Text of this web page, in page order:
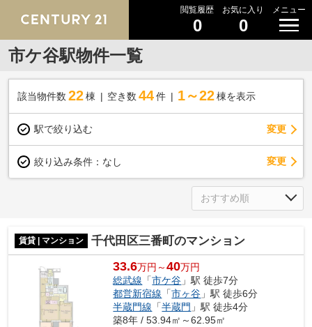
閲覧履歴
0
お気に入り
0
メニュー
市ケ谷駅物件一覧
該当物件数 22棟 空き数 44 件 1～22 棟を表示
駅で絞り込む 変更
絞り込み条件： なし 変更
賃貸 | マンション 千代田区三番町のマンション
33.6万円～40万円
総武線 「市ケ谷 」駅 徒歩7分
都営新宿線 「市ヶ谷 」駅 徒歩6分
半蔵門線 「半蔵門 」駅 徒歩4分
築8年 / 53.94㎡～62.95㎡